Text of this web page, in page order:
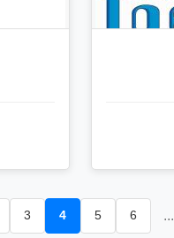
3 4 5 6 ...